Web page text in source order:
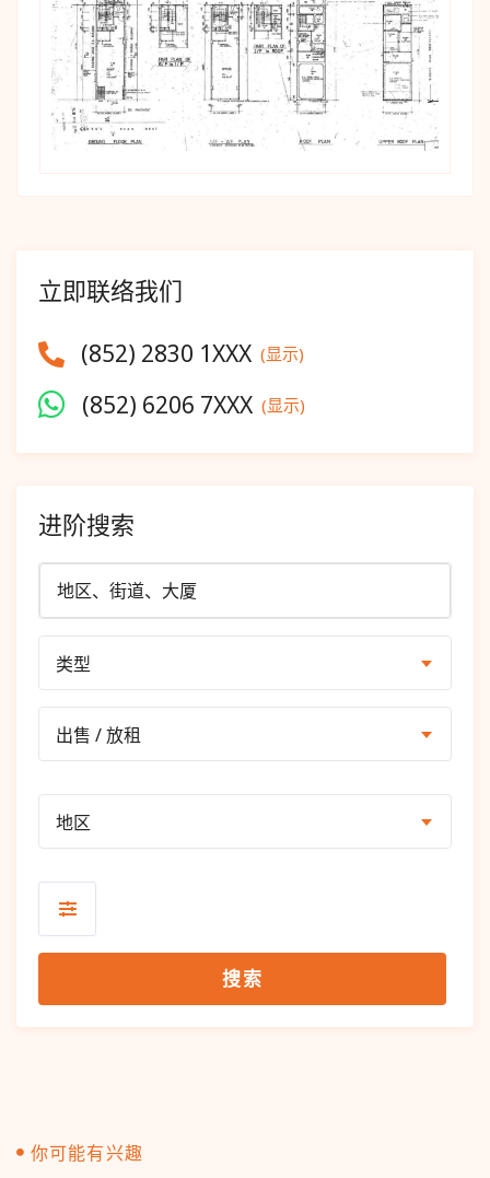
立即联络我们
(852) 2830 1XXX (显示)
(852) 6206 7XXX (显示)
进阶搜索
类型
出售 / 放租
地区
搜索
你可能有兴趣